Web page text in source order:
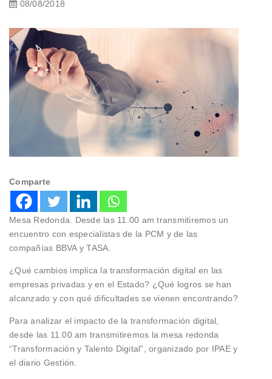
08/08/2018
Comparte
Mesa Redonda. Desde las 11.00 am transmitiremos un
encuentro con especialistas de la PCM y de las
compañías BBVA y TASA.
¿Qué cambios implica la transformación digital en las
empresas privadas y en el Estado? ¿Qué logros se han
alcanzado y con qué dificultades se vienen encontrando?
Para analizar el impacto de la transformación digital,
desde las 11.00 am transmitiremos la mesa redonda
“Transformación y Talento Digital”, organizado por IPAE y
el diario Gestión.